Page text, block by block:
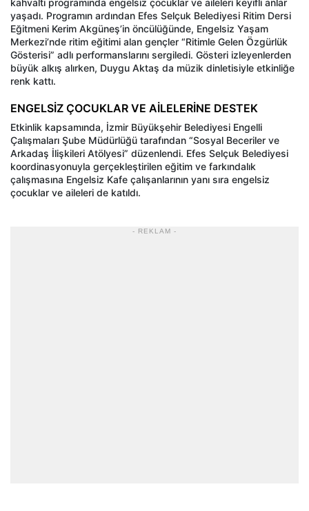
kahvaltı programında engelsiz çocuklar ve aileleri keyifli anlar
yaşadı. Programın ardından Efes Selçuk Belediyesi Ritim Dersi
Eğitmeni Kerim Akgüneş’in öncülüğünde, Engelsiz Yaşam
Merkezi’nde ritim eğitimi alan gençler “Ritimle Gelen Özgürlük
Gösterisi” adlı performanslarını sergiledi. Gösteri izleyenlerden
büyük alkış alırken, Duygu Aktaş da müzik dinletisiyle etkinliğe
renk kattı.
ENGELSİZ ÇOCUKLAR VE AİLELERİNE DESTEK
Etkinlik kapsamında, İzmir Büyükşehir Belediyesi Engelli
Çalışmaları Şube Müdürlüğü tarafından “Sosyal Beceriler ve
Arkadaş İlişkileri Atölyesi” düzenlendi. Efes Selçuk Belediyesi
koordinasyonuyla gerçekleştirilen eğitim ve farkındalık
çalışmasına Engelsiz Kafe çalışanlarının yanı sıra engelsiz
çocuklar ve aileleri de katıldı.
- REKLAM -